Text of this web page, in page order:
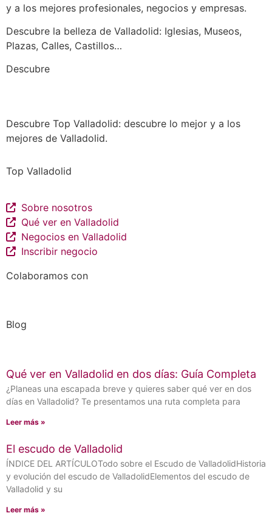
y a los mejores profesionales, negocios y empresas.
Descubre la belleza de Valladolid: Iglesias, Museos,
Plazas, Calles, Castillos…
Descubre
Descubre Top Valladolid: descubre lo mejor y a los
mejores de Valladolid.
Top Valladolid
Sobre nosotros
Qué ver en Valladolid
Negocios en Valladolid
Inscribir negocio
Colaboramos con
Blog
Qué ver en Valladolid en dos días: Guía Completa
¿Planeas una escapada breve y quieres saber qué ver en dos
días en Valladolid? Te presentamos una ruta completa para
Leer más »
El escudo de Valladolid
ÍNDICE DEL ARTÍCULOTodo sobre el Escudo de ValladolidHistoria
y evolución del escudo de ValladolidElementos del escudo de
Valladolid y su
Leer más »